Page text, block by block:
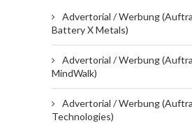
Advertorial / Werbung
Battery X Metals)
Advertorial / Werbung
MindWalk)
Advertorial / Werbung
Technologies)